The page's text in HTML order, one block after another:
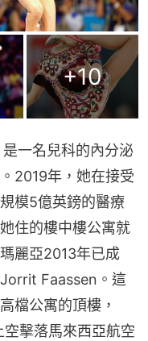
+10
一名兒科的內分泌
2019年，她在接受
模5億英鎊的醫療
住的樓中樓公寓就
麗亞2013年已成
Faassen。這
檔公寓的頂樓，
擊落馬來西亞航空